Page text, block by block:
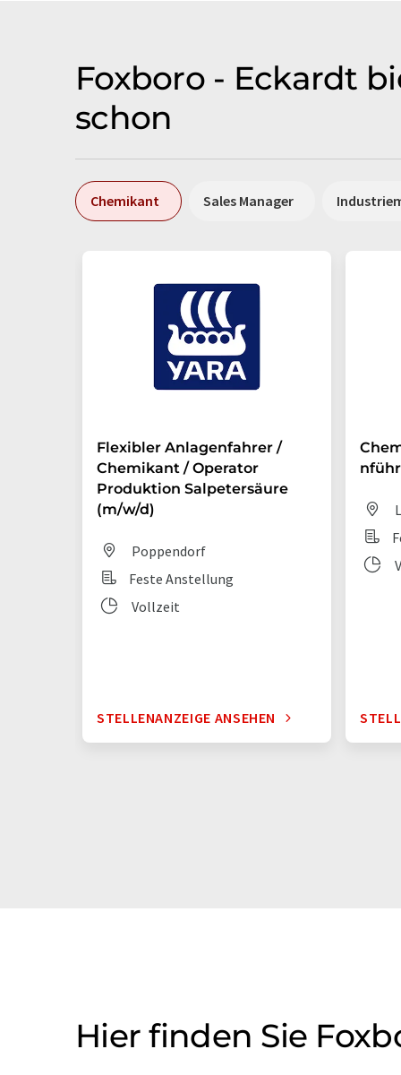
Foxboro - Eckardt
schon
Chemikant Sales Manager
Flexibler Anlagenfahrer /
Chemikant / Operator
Produktion Salpetersäure
(m/w/d)
Poppendorf
Feste Anstellung
Vollzeit
STELLENANZEIGE ANSEHEN
Hier finden Sie